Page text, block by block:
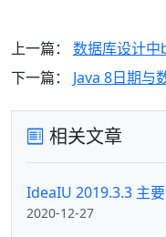
上一篇： 数据库设计
下一篇： Java 8日期与
相关文章
IdeaIU 2019.3.3 主
2020-12-27